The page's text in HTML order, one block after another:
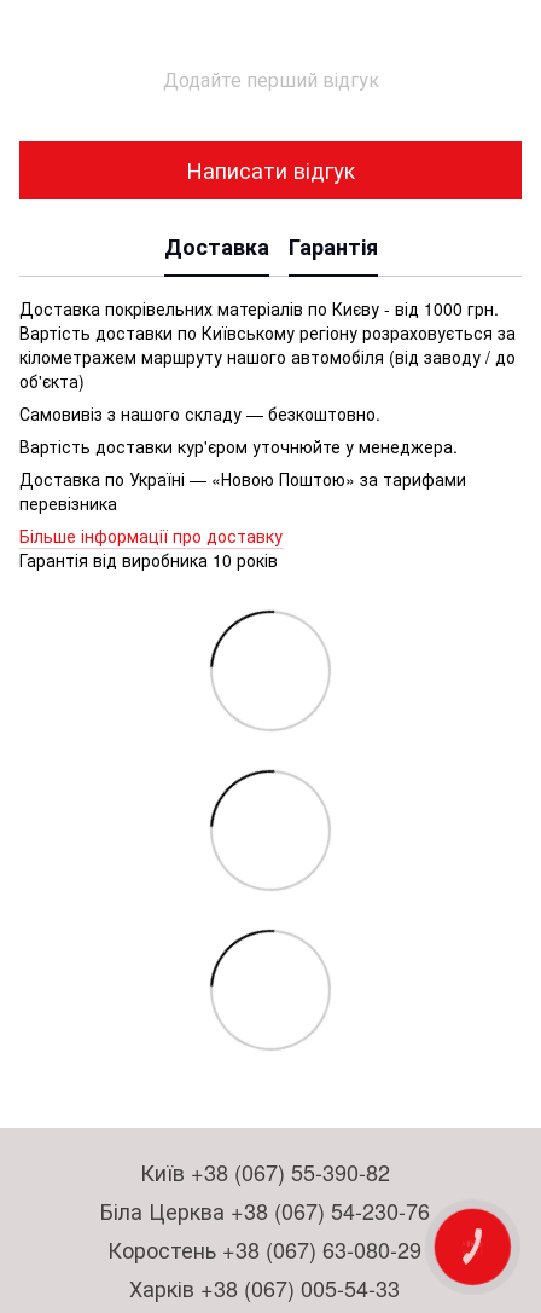
Додайте перший відгук
Написати відгук
Доставка Гарантія
Доставка покрівельних матеріалів по Києву - від 1000 грн.
Вартість доставки по Київському регіону розраховується за
кілометражем маршруту нашого автомобіля (від заводу / до
об'єкта)
Самовивіз з нашого складу — безкоштовно.
Вартість доставки кур'єром уточнюйте у менеджера.
Доставка по Україні — «Новою Поштою» за тарифами
перевізника
Більше інформації про доставку
Гарантія від виробника 10 років
Київ +38 (067) 55-390-82
Біла Церква +38 (067) 54-230-76
Коростень +38 (067) 63-080-29
Харків +38 (067) 005-54-33
КНОПКА
ЗВ'ЯЗКУ